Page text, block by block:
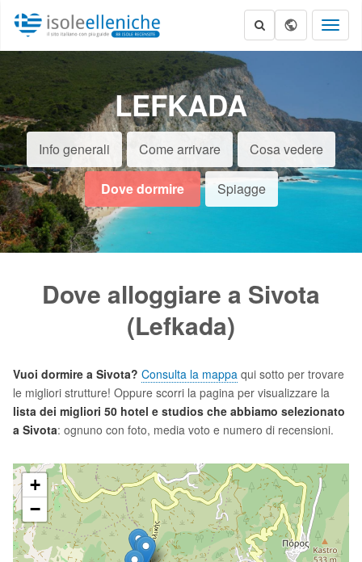
LEFKADA
Info generali Come arrivare Cosa vedere
Dove dormire Spiagge
Dove alloggiare a Sivota
(Lefkada)
Vuoi dormire a Sivota? Consulta la mappa qui sotto per trovare
le migliori strutture! Oppure scorri la pagina per visualizzare la
lista dei migliori 50 hotel e studios che abbiamo selezionato
a Sivota: ognuno con foto, media voto e numero di recensioni.
+
−